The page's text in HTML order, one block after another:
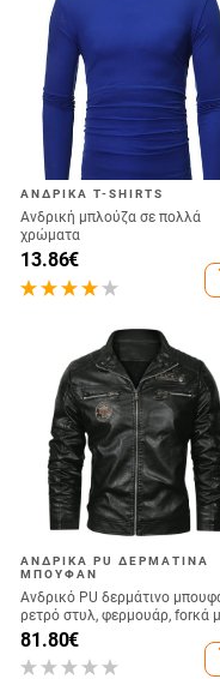
ΑΝΔΡΙΚΆ T-SHIRTS
Ανδρική μπλούζα σε πολλά
χρώματα
13.86€
ΑΝΔΡΙΚΆ PU ΔΕΡΜΆΤΙΝΑ
ΜΠΟΥΦΆΝ
Ανδρικό PU δερμάτινο
ρετρό στυλ, φερμουάρ, forκά
ύψος, επένδυση φλίς, χωρίς
κουκούλα, πλαϊνές τσέπες,
τελείωμα
81.80€